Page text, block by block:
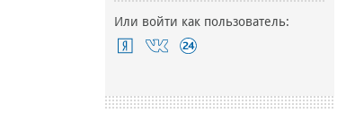
Или войти как пользователь: